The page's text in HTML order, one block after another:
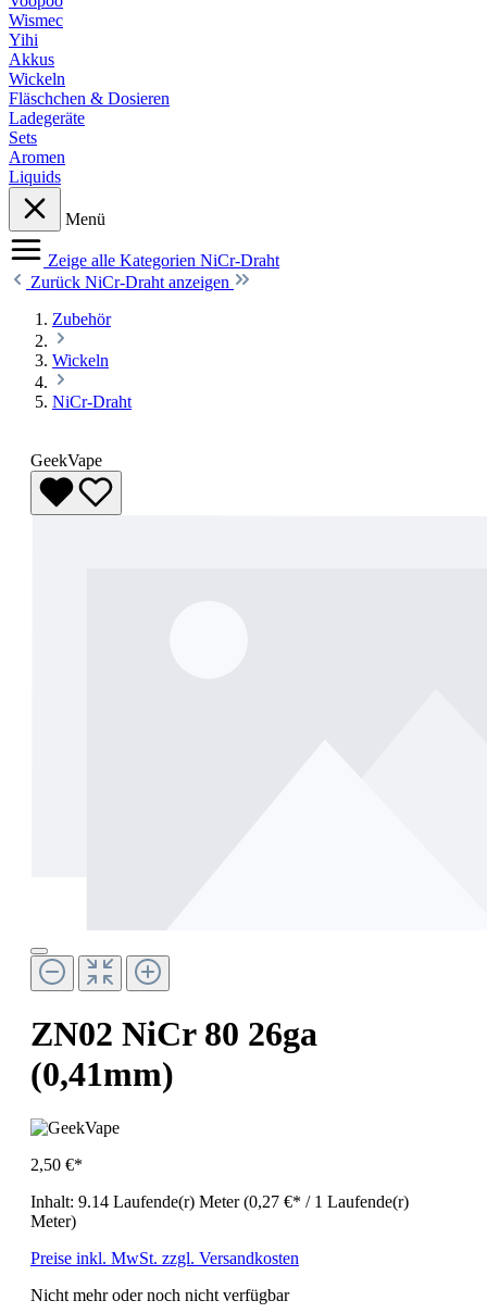
Wismec
Yihi
Akkus
Wickeln
Fläschchen & Dosieren
Ladegeräte
Sets
Aromen
Liquids
Menü
Zeige alle Kategorien NiCr-Draht
Zurück NiCr-Draht anzeigen
Zubehör
Wickeln
NiCr-Draht
GeekVape
ZN02 NiCr 80 26ga
(0,41mm)
2,50 €*
Inhalt: 9.14 Laufende(r) Meter(0,27 €* / 1 Laufende(r)
Meter)
Preise inkl. MwSt. zzgl. Versandkosten
Nicht mehr oder noch nicht verfügbar